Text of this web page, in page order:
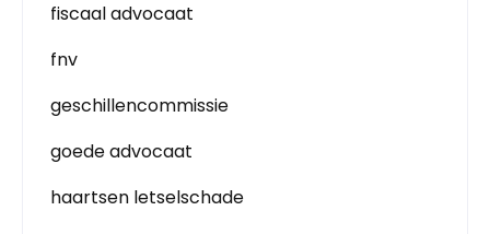
fiscaal advocaat
fnv
geschillencommissie
goede advocaat
haartsen letselschade